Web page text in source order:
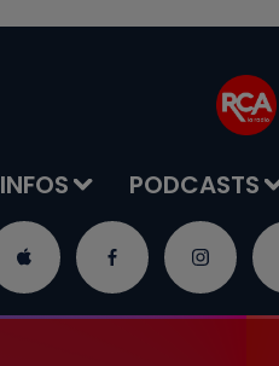
INFOS PODCASTS